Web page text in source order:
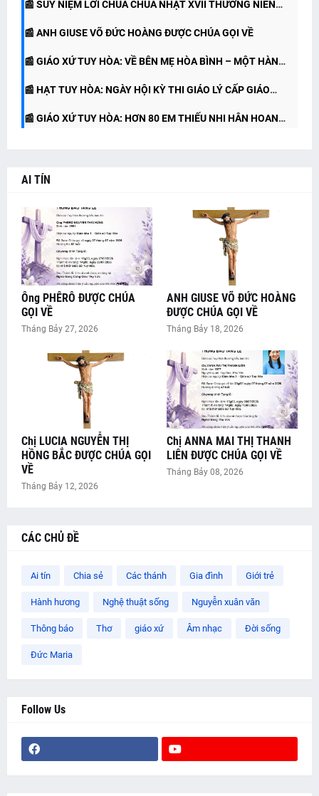
AI TÍN
Ông PHÊRÔ ĐƯỢC CHÚA
GỌI VỀ
Tháng Bảy 27, 2026
ANH GIUSE VÕ ĐỨC HOÀNG
ĐƯỢC CHÚA GỌI VỀ
Tháng Bảy 18, 2026
Chị LUCIA NGUYỄN THỊ
HỒNG BẮC ĐƯỢC CHÚA GỌI
VỀ
Tháng Bảy 12, 2026
Chị ANNA MAI THỊ THANH
LIÊN ĐƯỢC CHÚA GỌI VỀ
Tháng Bảy 08, 2026
CÁC CHỦ ĐỀ
Ai tín Chia sẻ Các thánh Gia đình Giới trẻ
Hành hương Nghệ thuật sống Nguyễn xuân văn
Thông báo Thơ giáo xứ Âm nhạc Đời sống
Đức Maria
Follow Us